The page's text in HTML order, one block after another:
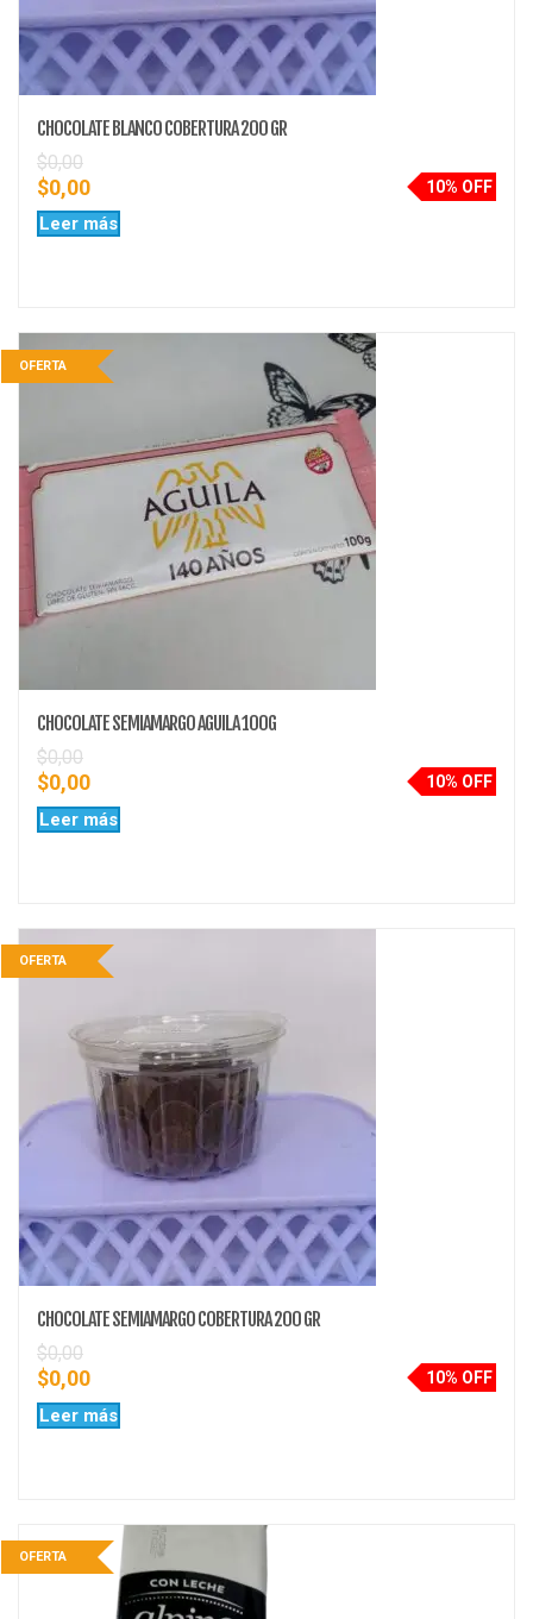
CHOCOLATE BLANCO COBERTURA 200 GR
10% OFF
$0,00
$0,00
Leer más
OFERTA
CHOCOLATE SEMIAMARGO AGUILA 100G
10% OFF
$0,00
$0,00
Leer más
OFERTA
CHOCOLATE SEMIAMARGO COBERTURA 200 GR
10% OFF
$0,00
$0,00
Leer más
OFERTA